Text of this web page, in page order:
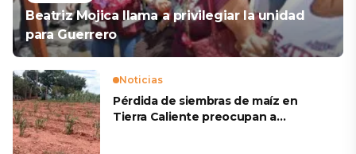
Beatriz Mojica llama a privilegiar la unidad
para Guerrero
Noticias
Pérdida de siembras de maíz en
Tierra Caliente preocupan a